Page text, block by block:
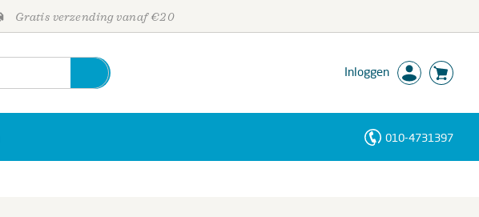
Gratis verzending vanaf €20
Inloggen
010-4731397
Personen